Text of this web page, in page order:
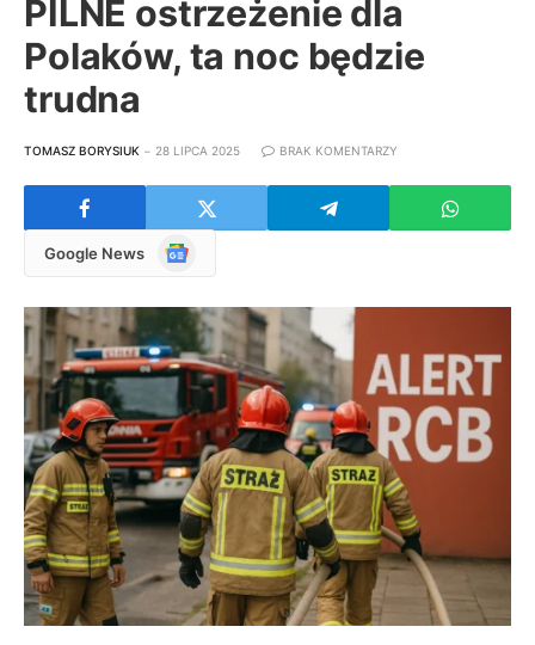
PILNE ostrzeżenie dla
Polaków, ta noc będzie
trudna
TOMASZ BORYSIUK 28 LIPCA 2025 BRAK KOMENTARZY
Google News
Google